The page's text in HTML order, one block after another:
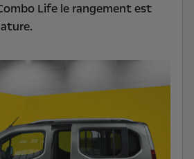
Life le rangement est